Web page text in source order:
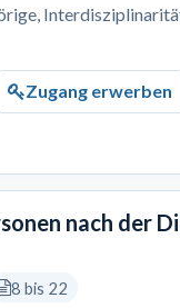
Zugang erwerben
nach der
8 bis 22